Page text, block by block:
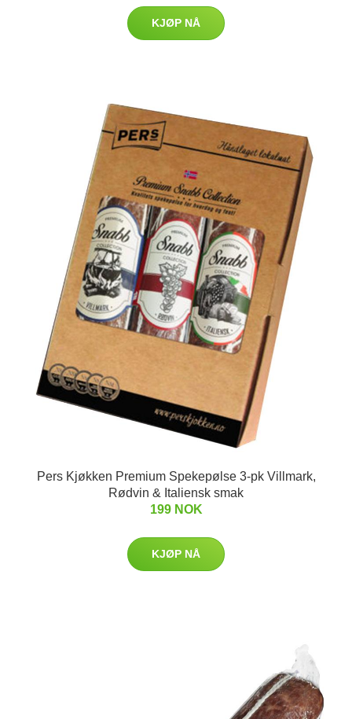
KJØP NÅ
Pers Kjøkken Premium Spekepølse 3-pk Villmark,
Rødvin & Italiensk smak
199 NOK
KJØP NÅ